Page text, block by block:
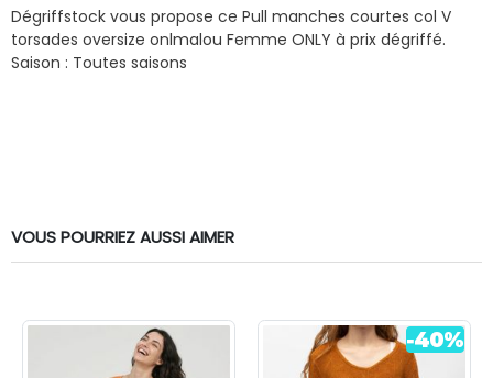
Dégriffstock vous propose ce Pull manches courtes col V
torsades oversize onlmalou Femme ONLY à prix dégriffé.
Saison : Toutes saisons
VOUS POURRIEZ AUSSI AIMER